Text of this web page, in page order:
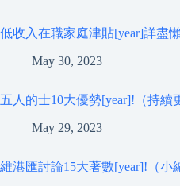
低收入在職家庭津貼[year]詳盡
May 30, 2023
五人的士10大優勢[year]!（持續
May 29, 2023
維港匯討論15大著數[year]!（小